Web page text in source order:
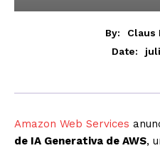
By:
Claus
Date:
Amazon Web Services
de IA Generativa de AWS,